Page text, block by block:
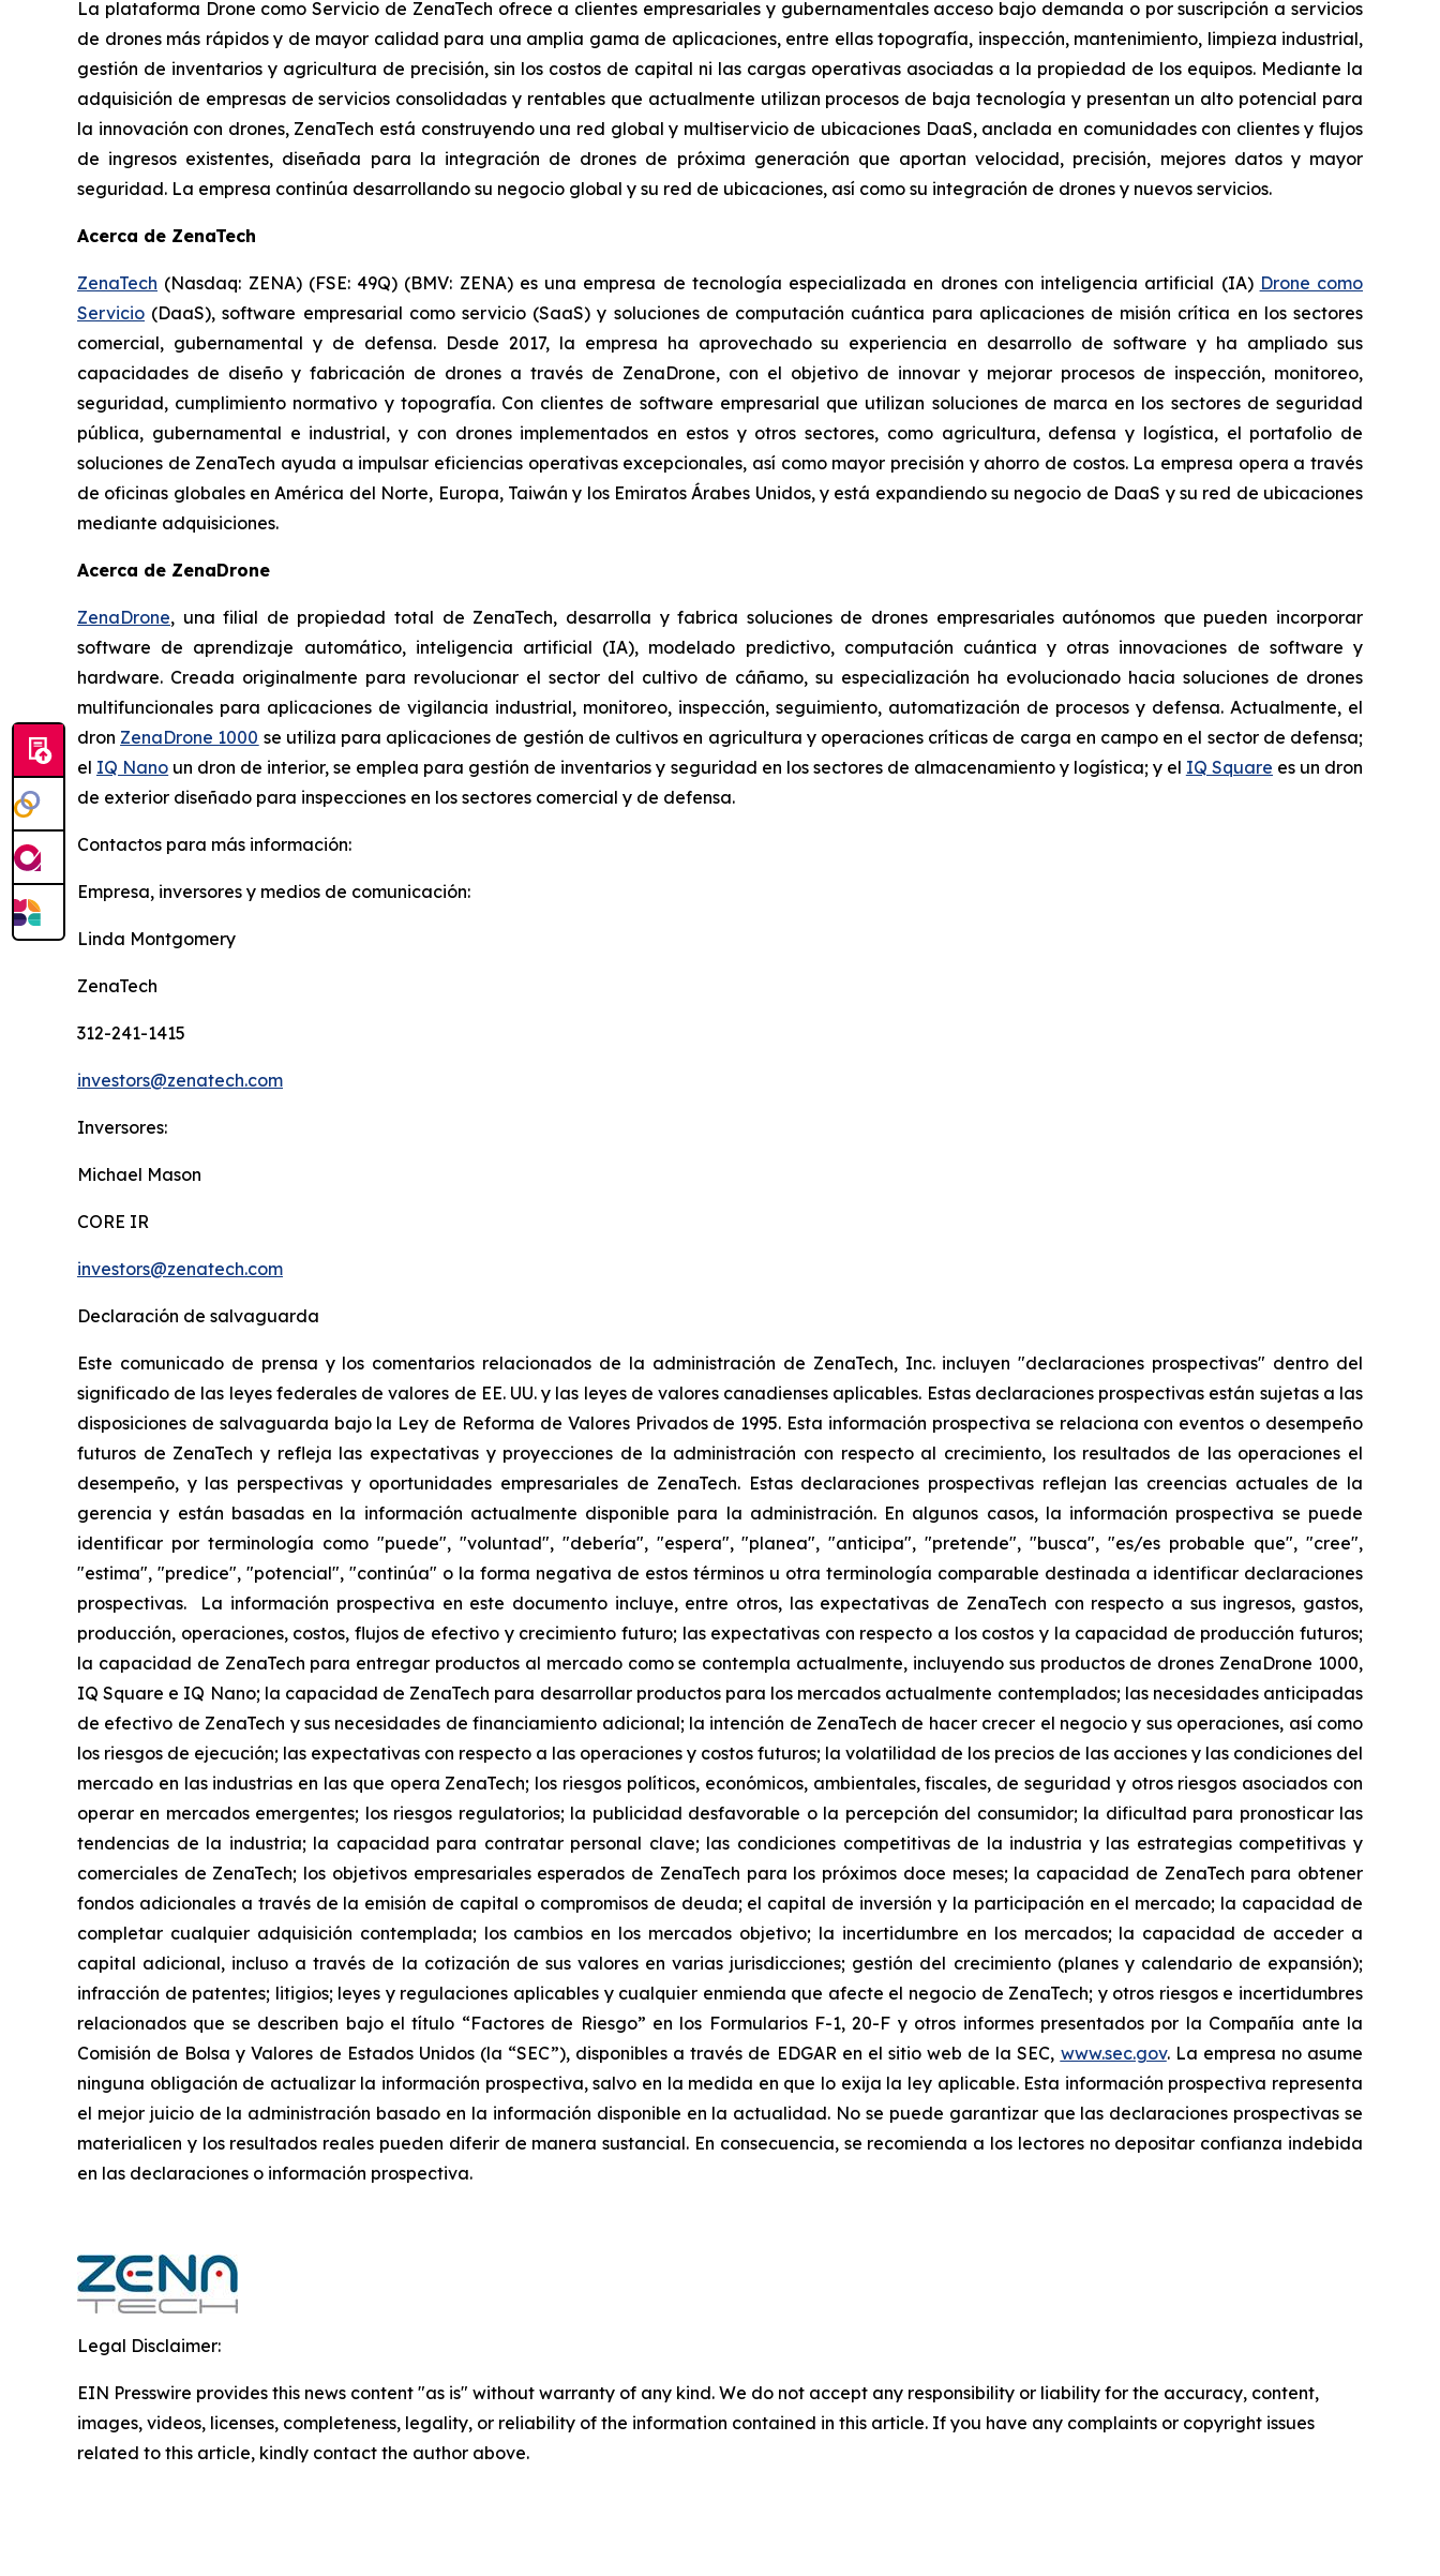
La plataforma Drone como Servicio de ZenaTech ofrece a clientes empresariales y gubernamentales acceso bajo demanda o por suscripción a servicios
de drones más rápidos y de mayor calidad para una amplia gama de aplicaciones, entre ellas topografía, inspección, mantenimiento, limpieza industrial,
gestión de inventarios y agricultura de precisión, sin los costos de capital ni las cargas operativas asociadas a la propiedad de los equipos. Mediante la
adquisición de empresas de servicios consolidadas y rentables que actualmente utilizan procesos de baja tecnología y presentan un alto potencial para
la innovación con drones, ZenaTech está construyendo una red global y multiservicio de ubicaciones DaaS, anclada en comunidades con clientes y flujos
de ingresos existentes, diseñada para la integración de drones de próxima generación que aportan velocidad, precisión, mejores datos y mayor
seguridad. La empresa continúa desarrollando su negocio global y su red de ubicaciones, así como su integración de drones y nuevos servicios.
Acerca de ZenaTech
ZenaTech (Nasdaq: ZENA) (FSE: 49Q) (BMV: ZENA) es una empresa de tecnología especializada en drones con inteligencia artificial (IA) Drone como
Servicio (DaaS), software empresarial como servicio (SaaS) y soluciones de computación cuántica para aplicaciones de misión crítica en los sectores
comercial, gubernamental y de defensa. Desde 2017, la empresa ha aprovechado su experiencia en desarrollo de software y ha ampliado sus
capacidades de diseño y fabricación de drones a través de ZenaDrone, con el objetivo de innovar y mejorar procesos de inspección, monitoreo,
seguridad, cumplimiento normativo y topografía. Con clientes de software empresarial que utilizan soluciones de marca en los sectores de seguridad
pública, gubernamental e industrial, y con drones implementados en estos y otros sectores, como agricultura, defensa y logística, el portafolio de
soluciones de ZenaTech ayuda a impulsar eficiencias operativas excepcionales, así como mayor precisión y ahorro de costos. La empresa opera a través
de oficinas globales en América del Norte, Europa, Taiwán y los Emiratos Árabes Unidos, y está expandiendo su negocio de DaaS y su red de ubicaciones
mediante adquisiciones.
Acerca de ZenaDrone
ZenaDrone, una filial de propiedad total de ZenaTech, desarrolla y fabrica soluciones de drones empresariales autónomos que pueden incorporar
software de aprendizaje automático, inteligencia artificial (IA), modelado predictivo, computación cuántica y otras innovaciones de software y
hardware. Creada originalmente para revolucionar el sector del cultivo de cáñamo, su especialización ha evolucionado hacia soluciones de drones
multifuncionales para aplicaciones de vigilancia industrial, monitoreo, inspección, seguimiento, automatización de procesos y defensa. Actualmente, el
dron ZenaDrone 1000 se utiliza para aplicaciones de gestión de cultivos en agricultura y operaciones críticas de carga en campo en el sector de defensa;
el IQ Nano un dron de interior, se emplea para gestión de inventarios y seguridad en los sectores de almacenamiento y logística; y el IQ Square es un dron
de exterior diseñado para inspecciones en los sectores comercial y de defensa.
Contactos para más información:
Empresa, inversores y medios de comunicación:
Linda Montgomery
ZenaTech
312-241-1415
investors@zenatech.com
Inversores:
Michael Mason
CORE IR
investors@zenatech.com
Declaración de salvaguarda
Este comunicado de prensa y los comentarios relacionados de la administración de ZenaTech, Inc. incluyen "declaraciones prospectivas" dentro del
significado de las leyes federales de valores de EE. UU. y las leyes de valores canadienses aplicables. Estas declaraciones prospectivas están sujetas a las
disposiciones de salvaguarda bajo la Ley de Reforma de Valores Privados de 1995. Esta información prospectiva se relaciona con eventos o desempeño
futuros de ZenaTech y refleja las expectativas y proyecciones de la administración con respecto al crecimiento, los resultados de las operaciones el
desempeño, y las perspectivas y oportunidades empresariales de ZenaTech. Estas declaraciones prospectivas reflejan las creencias actuales de la
gerencia y están basadas en la información actualmente disponible para la administración. En algunos casos, la información prospectiva se puede
identificar por terminología como "puede", "voluntad", "debería", "espera", "planea", "anticipa", "pretende", "busca", "es/es probable que", "cree",
"estima", "predice", "potencial", "continúa" o la forma negativa de estos términos u otra terminología comparable destinada a identificar declaraciones
prospectivas. La información prospectiva en este documento incluye, entre otros, las expectativas de ZenaTech con respecto a sus ingresos, gastos,
producción, operaciones, costos, flujos de efectivo y crecimiento futuro; las expectativas con respecto a los costos y la capacidad de producción futuros;
la capacidad de ZenaTech para entregar productos al mercado como se contempla actualmente, incluyendo sus productos de drones ZenaDrone 1000,
IQ Square e IQ Nano; la capacidad de ZenaTech para desarrollar productos para los mercados actualmente contemplados; las necesidades anticipadas
de efectivo de ZenaTech y sus necesidades de financiamiento adicional; la intención de ZenaTech de hacer crecer el negocio y sus operaciones, así como
los riesgos de ejecución; las expectativas con respecto a las operaciones y costos futuros; la volatilidad de los precios de las acciones y las condiciones del
mercado en las industrias en las que opera ZenaTech; los riesgos políticos, económicos, ambientales, fiscales, de seguridad y otros riesgos asociados con
operar en mercados emergentes; los riesgos regulatorios; la publicidad desfavorable o la percepción del consumidor; la dificultad para pronosticar las
tendencias de la industria; la capacidad para contratar personal clave; las condiciones competitivas de la industria y las estrategias competitivas y
comerciales de ZenaTech; los objetivos empresariales esperados de ZenaTech para los próximos doce meses; la capacidad de ZenaTech para obtener
fondos adicionales a través de la emisión de capital o compromisos de deuda; el capital de inversión y la participación en el mercado; la capacidad de
completar cualquier adquisición contemplada; los cambios en los mercados objetivo; la incertidumbre en los mercados; la capacidad de acceder a
capital adicional, incluso a través de la cotización de sus valores en varias jurisdicciones; gestión del crecimiento (planes y calendario de expansión);
infracción de patentes; litigios; leyes y regulaciones aplicables y cualquier enmienda que afecte el negocio de ZenaTech; y otros riesgos e incertidumbres
relacionados que se describen bajo el título “Factores de Riesgo” en los Formularios F-1, 20-F y otros informes presentados por la Compañía ante la
Comisión de Bolsa y Valores de Estados Unidos (la “SEC”), disponibles a través de EDGAR en el sitio web de la SEC, www.sec.gov. La empresa no asume
ninguna obligación de actualizar la información prospectiva, salvo en la medida en que lo exija la ley aplicable. Esta información prospectiva representa
el mejor juicio de la administración basado en la información disponible en la actualidad. No se puede garantizar que las declaraciones prospectivas se
materialicen y los resultados reales pueden diferir de manera sustancial. ‎‎‎En consecuencia, se recomienda a los lectores‎ no depositar confianza indebida
en las declaraciones o información prospectiva.
Legal Disclaimer:
EIN Presswire provides this news content "as is" without warranty of any kind. We do not accept any responsibility or liability for the accuracy, content,
images, videos, licenses, completeness, legality, or reliability of the information contained in this article. If you have any complaints or copyright issues
related to this article, kindly contact the author above.